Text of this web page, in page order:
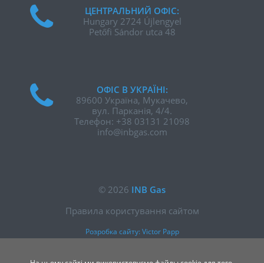
ЦЕНТРАЛЬНИЙ ОФІС:
Hungary 2724 Újlengyel
Petőfi Sándor utca 48
ОФІС В УКРАЇНІ:
89600 Україна, Мукачево,
вул. Парканія, 4/4.
Телефон: +38 03131 21098
info@inbgas.com
© 2026 INB Gas
Правила користування сайтом
Розробка сайту:Victor Papp